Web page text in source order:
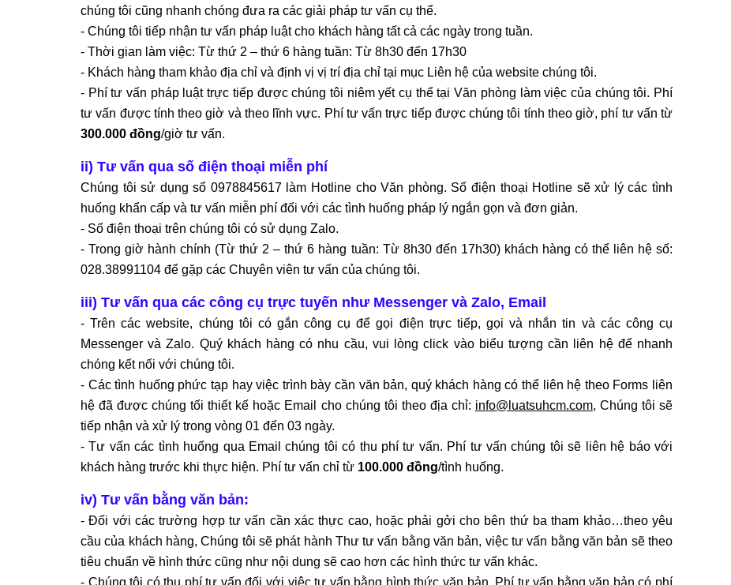
chúng tôi cũng nhanh chóng đưa ra các giải pháp tư vấn cụ thể.
- Chúng tôi tiếp nhận tư vấn pháp luật cho khách hàng tất cả các ngày trong tuần.
- Thời gian làm việc: Từ thứ 2 – thứ 6 hàng tuần: Từ 8h30 đến 17h30
- Khách hàng tham khảo địa chỉ và định vị vị trí địa chỉ tại mục Liên hệ của website chúng tôi.
- Phí tư vấn pháp luật trực tiếp được chúng tôi niêm yết cụ thể tại Văn phòng làm việc của chúng tôi. Phí
tư vấn được tính theo giờ và theo lĩnh vực. Phí tư vấn trực tiếp được chúng tôi tính theo giờ, phí tư vấn từ
300.000 đồng/giờ tư vấn.
ii) Tư vấn qua số điện thoại miễn phí
Chúng tôi sử dụng số 0978845617 làm Hotline cho Văn phòng. Số điện thoại Hotline sẽ xử lý các tình
huống khẩn cấp và tư vấn miễn phí đối với các tình huống pháp lý ngắn gọn và đơn giản.
- Số điện thoại trên chúng tôi có sử dụng Zalo.
- Trong giờ hành chính (Từ thứ 2 – thứ 6 hàng tuần: Từ 8h30 đến 17h30) khách hàng có thể liên hệ số:
028.38991104 để gặp các Chuyên viên tư vấn của chúng tôi.
iii) Tư vấn qua các công cụ trực tuyến như Messenger và Zalo, Email
- Trên các website, chúng tôi có gắn công cụ để gọi điện trực tiếp, gọi và nhắn tin và các công cụ
Messenger và Zalo. Quý khách hàng có nhu cầu, vui lòng click vào biểu tượng cần liên hệ để nhanh
chóng kết nối với chúng tôi.
- Các tình huống phức tạp hay việc trình bày cần văn bản, quý khách hàng có thể liên hệ theo Forms liên
hệ đã được chúng tối thiết kế hoặc Email cho chúng tôi theo địa chỉ: info@luatsuhcm.com, Chúng tôi sẽ
tiếp nhận và xử lý trong vòng 01 đến 03 ngày.
- Tư vấn các tình huống qua Email chúng tôi có thu phí tư vấn. Phí tư vấn chúng tôi sẽ liên hệ báo với
khách hàng trước khi thực hiện. Phí tư vấn chỉ từ 100.000 đồng/tình huống.
iv) Tư vấn bằng văn bản:
- Đối với các trường hợp tư vấn cần xác thực cao, hoặc phải gởi cho bên thứ ba tham khảo…theo yêu
cầu của khách hàng, Chúng tôi sẽ phát hành Thư tư vấn bằng văn bản, việc tư vấn bằng văn bản sẽ theo
tiêu chuẩn về hình thức cũng như nội dung sẽ cao hơn các hình thức tư vấn khác.
- Chúng tôi có thu phí tư vấn đối với việc tư vấn bằng hình thức văn bản. Phí tư vấn bằng văn bản có phí